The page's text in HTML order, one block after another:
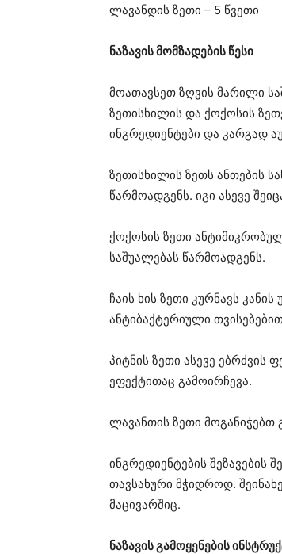
ლავანდის ზეთი – 5 წვეთი
ნაზავის მომზადების წესი
მოათავსეთ ზღვის მარილი
ზეთისხილის და ქოქოსის
ინგრედიენტები და კარგად
ზეთისხილის ზეთს ანთების
წარმოადგენს. იგი ასევე
ქოქოსის ზეთი
საშუალებას წარმოადგენს.
ჩაის ხის ზეთი კურნავს
ანტიბაქტერიული
პიტნის ზეთი ასევე ებრძვის
ეფექტითაც გამოირჩევა.
ლავანთის ზეთი მოგანიჭებთ
ინგრედიენტების შეზავების
თავსახური მჭიდროდ.
მაცივარშიც.
ნაზავის გამოყენების